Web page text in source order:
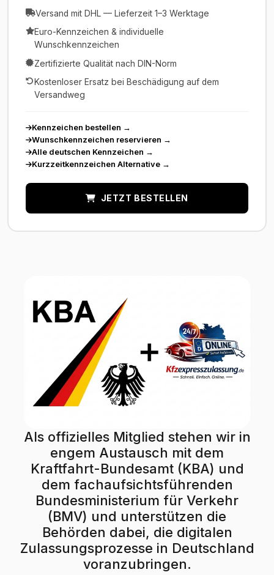
Versand mit DHL — Lieferzeit 1–3 Werktage
Euro-Kennzeichen & individuelle
Wunschkennzeichen
Zertifizierte Qualität nach DIN-Norm
Kostenloser Ersatz bei Beschädigung auf dem
Versandweg
Kennzeichen bestellen →
Wunschkennzeichen reservieren →
Alle deutschen Kennzeichen →
Kurzzeitkennzeichen Alternative →
JETZT BESTELLEN
Als offizielles Mitglied stehen wir in
engem Austausch mit dem
Kraftfahrt-Bundesamt (KBA) und
dem fachaufsichtsführenden
Bundesministerium für Verkehr
(BMV) und unterstützen die
Behörden dabei, die digitalen
Zulassungsprozesse in Deutschland
voranzubringen.